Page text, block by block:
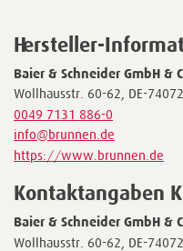
Hersteller-
Baier & Schneider GmbH &
Wollhausstr. 60-62, DE-
0049 7131 886-0
info@brunnen.de
https://www.brunnen.de
Kontaktangaben
Baier & Schneider GmbH &
Wollhausstr. 60-62, DE-